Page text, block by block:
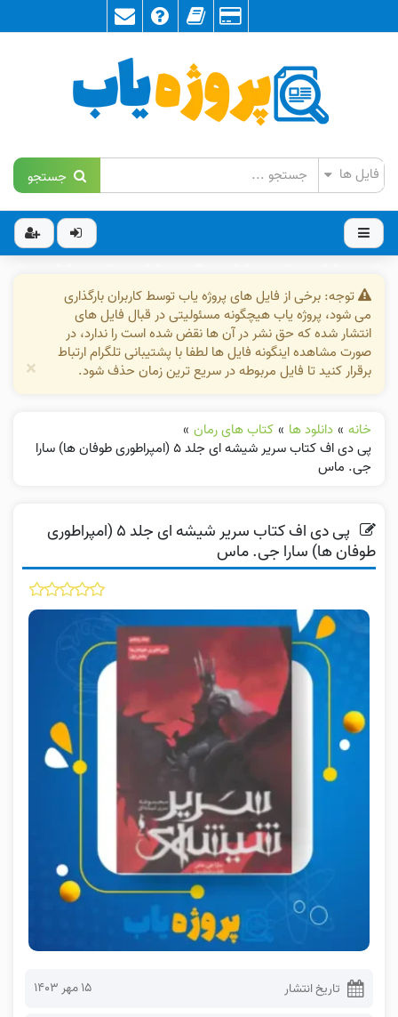
جستجو
توجه: برخی از فایل های پروژه یاب توسط کاربران بارگذاری
می شود، پروژه یاب هیچگونه مسئولیتی در قبال فایل های
انتشار شده که حق نشر در آن ها نقض شده است را ندارد، در
صورت مشاهده اینگونه فایل ها لطفا با پشتیبانی تلگرام ارتباط
برقرار کنید تا فایل مربوطه در سریع ترین زمان حذف شود.
×
خانه » دانلود ها » کتاب های رمان »
پی دی اف کتاب سریر شیشه ای جلد ۵ (امپراطوری طوفان ها) سارا
جی. ماس
پی دی اف کتاب سریر شیشه ای جلد ۵ (امپراطوری
طوفان ها) سارا جی. ماس
تاریخ انتشار ۱۵ مهر ۱۴۰۳